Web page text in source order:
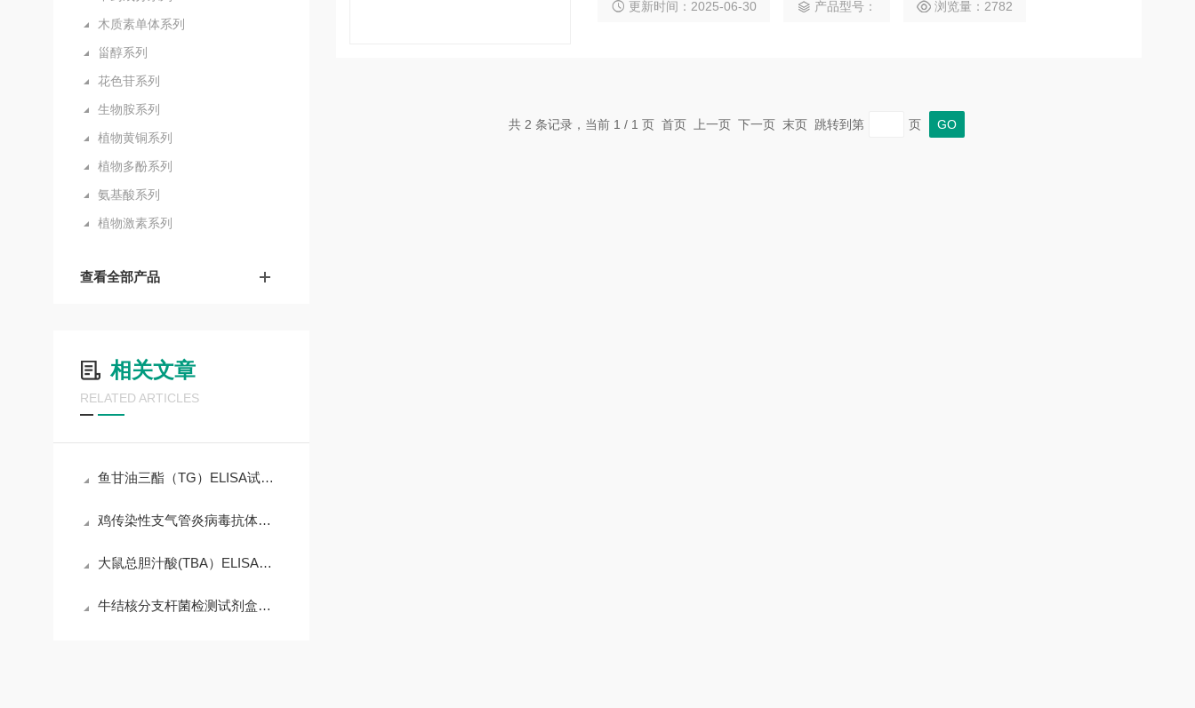
木质素单体系列
甾醇系列
花色苷系列
生物胺系列
植物黄铜系列
植物多酚系列
氨基酸系列
植物激素系列
查看全部产品
相关文章
RELATED ARTICLES
鱼甘油三酯（TG）ELISA试剂盒需要注意的细节
鸡传染性支气管炎病毒抗体检测试剂盒实验原理及操作步骤
大鼠总胆汁酸(TBA）ELISA试剂盒技术说明
牛结核分支杆菌检测试剂盒（实时PCR法）说明书
更新时间：2025-06-30 产品型号： 浏览量：2782
共 2 条记录，当前 1 / 1 页 首页 上一页 下一页 末页 跳转到第 页